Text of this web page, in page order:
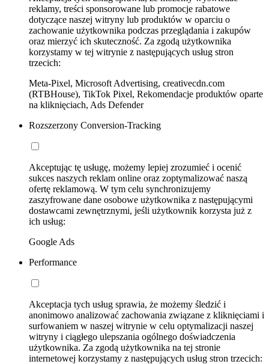
reklamy, treści sponsorowane lub promocje rabatowe
dotyczące naszej witryny lub produktów w oparciu o
zachowanie użytkownika podczas przeglądania i zakupów
oraz mierzyć ich skuteczność. Za zgodą użytkownika
korzystamy w tej witrynie z następujących usług stron
trzecich:
Meta-Pixel, Microsoft Advertising, creativecdn.com
(RTBHouse), TikTok Pixel, Rekomendacje produktów oparte
na kliknięciach, Ads Defender
Rozszerzony Conversion-Tracking
Akceptując tę usługę, możemy lepiej zrozumieć i ocenić
sukces naszych reklam online oraz zoptymalizować naszą
ofertę reklamową. W tym celu synchronizujemy
zaszyfrowane dane osobowe użytkownika z następującymi
dostawcami zewnętrznymi, jeśli użytkownik korzysta już z
ich usług:
Google Ads
Performance
Akceptacja tych usług sprawia, że możemy śledzić i
anonimowo analizować zachowania związane z kliknięciami i
surfowaniem w naszej witrynie w celu optymalizacji naszej
witryny i ciągłego ulepszania ogólnego doświadczenia
użytkownika. Za zgodą użytkownika na tej stronie
internetowej korzystamy z następujących usług stron trzecich: